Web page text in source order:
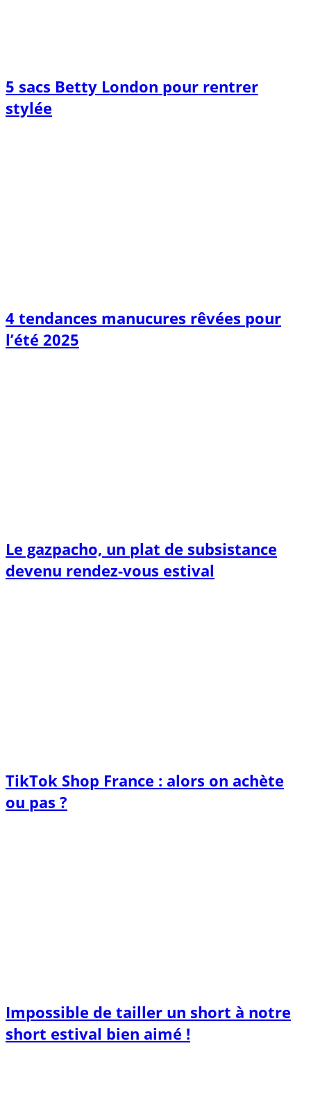
5 sacs Betty London pour rentrer
stylée
4 tendances manucures rêvées pour
l’été 2025
Le gazpacho, un plat de subsistance
devenu rendez-vous estival
TikTok Shop France : alors on achète
ou pas ?
Impossible de tailler un short à notre
short estival bien aimé !